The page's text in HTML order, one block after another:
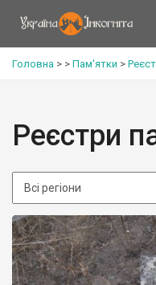
Головна > > Пам'ятки >
Реєстри